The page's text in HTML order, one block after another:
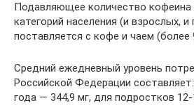
Подавляющее количество кофеина
категорий населения (и взрослых,
поставляется с кофе и чаем (более
Средний ежедневный уровень
Российской Федерации
года — 344,9 мг, для подростков